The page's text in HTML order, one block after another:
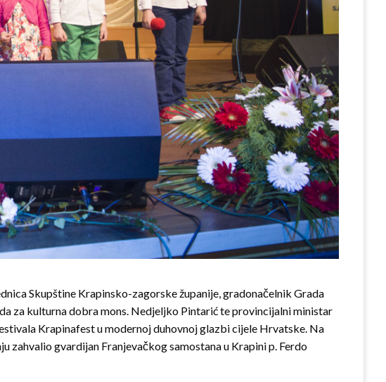
Skupštine Krapinsko-zagorske županije, gradonačelnik Grada
za kulturna dobra mons. Nedjeljko Pintarić te provincijalni ministar
Krapinafest u modernoj duhovnoj glazbi cijele Hrvatske. Na
zahvalio gvardijan Franjevačkog samostana u Krapini p. Ferdo